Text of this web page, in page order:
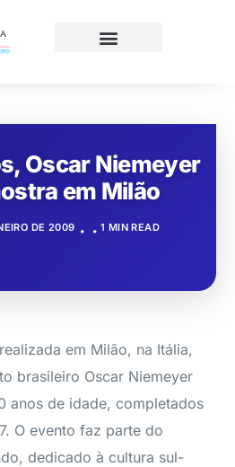
Oscar Niemeyer
em Milão
DE 2009 1 MIN READ
em Milão, na Itália,
brasileiro Oscar Niemeyer
anos de idade, completados
O evento faz parte do
dedicado à cultura sul-